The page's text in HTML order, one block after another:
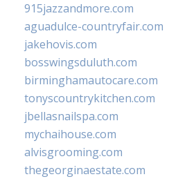
915jazzandmore.com
aguadulce-countryfair.com
jakehovis.com
bosswingsduluth.com
birminghamautocare.com
tonyscountrykitchen.com
jbellasnailspa.com
mychaihouse.com
alvisgrooming.com
thegeorginaestate.com